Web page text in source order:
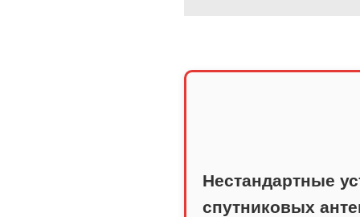
Нестандартные
спутниковых